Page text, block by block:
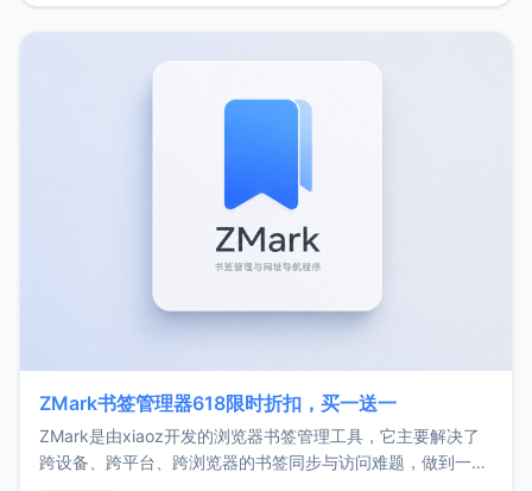
ZMark书签管理器618限时折扣，买一送一
ZMark是由xiaoz开发的浏览器书签管理工具，它主要解决了
跨设备、跨平台、跨浏览器的书签同步与访问难题，做到一处